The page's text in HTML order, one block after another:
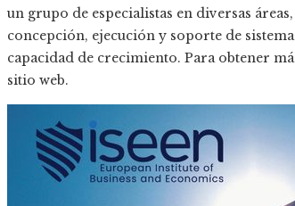
un grupo de especialistas en diversas
concepción, ejecución y soporte de
capacidad de crecimiento. Para obtener
sitio web.